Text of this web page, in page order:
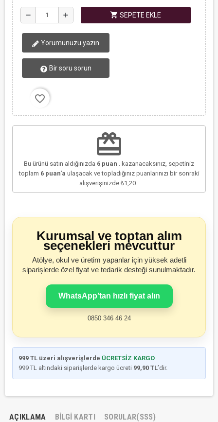
remove add shopping_cart SEPETE EKLE
Yorumunuzu yazın
Bir soru sorun
favorite_border
redeem
Bu ürünü satın aldığınızda 6 puan . kazanacaksınız, sepetiniz
toplam 6puan'a ulaşacak ve topladığınız puanlarınızı bir sonraki
alışverişinizde ₺1,20
Kurumsal ve toptan alım
seçenekleri mevcuttur
Atölye, okul ve üretim yapanlar için yüksek adetli
siparişlerde özel fiyat ve tedarik desteği sunulmaktadır.
WhatsApp’tan hızlı fiyat alın
0850 346 46 24
999 TL üzeri alışverişlerde ÜCRETSİZ KARGO
999 TL altındaki siparişlerde kargo ücreti 99,90 TL’dir.
AÇIKLAMA BILGI KARTI SORULAR(SSS)